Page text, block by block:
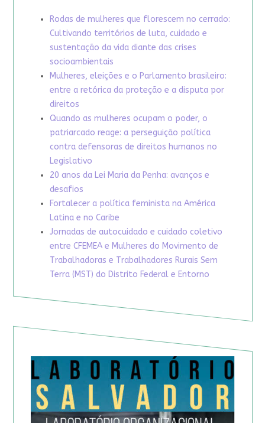
Rodas de mulheres que florescem no cerrado:
Cultivando territórios de luta, cuidado e
sustentação da vida diante das crises
socioambientais
Mulheres, eleições e o Parlamento brasileiro:
entre a retórica da proteção e a disputa por
direitos
Quando as mulheres ocupam o poder, o
patriarcado reage: a perseguição política
contra defensoras de direitos humanos no
Legislativo
20 anos da Lei Maria da Penha: avanços e
desafios
Fortalecer a política feminista na América
Latina e no Caribe
Jornadas de autocuidado e cuidado coletivo
entre CFEMEA e Mulheres do Movimento de
Trabalhadoras e Trabalhadores Rurais Sem
Terra (MST) do Distrito Federal e Entorno